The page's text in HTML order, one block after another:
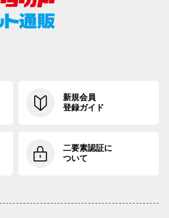
新規会員
登録ガイド
二要素認証に
ついて